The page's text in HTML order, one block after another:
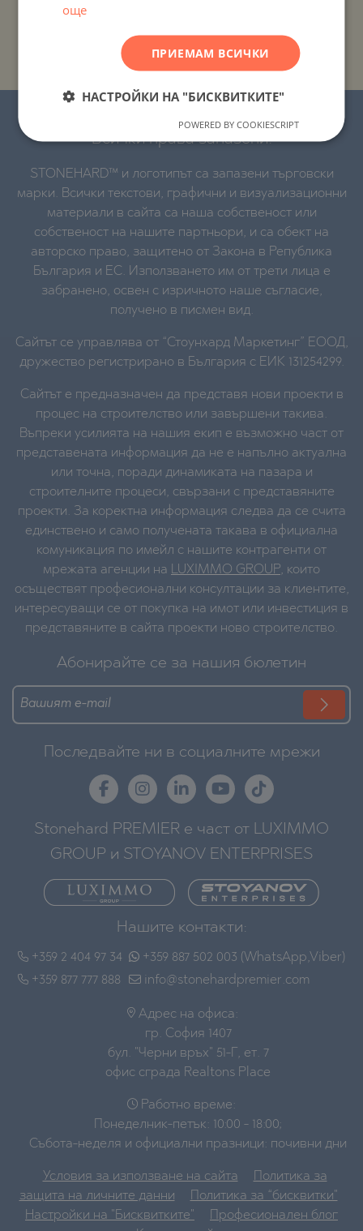
ПРОЕКТИ И ИМОТИ ПО РАЙОН
ПРОЕКТИ И ИМОТИ ПО ИМЕ НА СГРАДА/КОМПЛЕКС
Всички права запазени.
STONEHARD™ и логотипът са запазени търговски
марки. Всички текстови, графични и визуализационни
материали в сайта са наша собственост или
собственост на нашите партньори, и са обект на
авторско право, защитено от Закона в Република
България и ЕС. Използването им от трети лица е
забранено, освен с изричното наше съгласие,
получено в писмен вид.
Сайтът се управлява от “Стоунхард Маркетинг” ЕООД,
дружество регистрирано в България с ЕИК 131254299.
Сайтът е предназначен да представя нови проекти в
процес на строителство или завършени такива.
Въпреки усилията на нашия екип е възможно част от
представената информация да не е напълно актуална
или точна, поради динамиката на пазара и
строителните процеси, свързани с представяните
проекти. За коректна информация следва да се счита
единствено и само получената такава в официална
комуникация по имейл с нашите контрагенти от
мрежата агенции на LUXIMMO GROUP, които
осъществят професионални консултации за клиентите,
интересуващи се от покупка на имот или инвестиция в
представяните в сайта проекти ново строителство.
Абонирайте се за нашия бюлетин
Последвайте ни в социалните мрежи
Stonehard PREMIER е част от LUXIMMO
GROUP и STOYANOV ENTERPRISES
Нашите контакти:
+359 2 404 97 34
+359 877 777 888
+359 887 502 003 (WhatsApp,Viber)
info@stonehardpremier.com
Адрес на офиса:
гр. София 1407
бул. "Черни връх" 51-Г, ет. 7
офис сграда Realtons Place
Работно време:
Понеделник-петък: 10:00 - 18:00;
Събота-неделя и официални празници: почивни дни
Условия за използване на сайта
Политика за
защита на личните данни
Политика за “бисквитки"
Настройки на "Бисквитките"
Професионален блог
ROMANIAN
SERBIAN
още
ПРИЕМАМ ВСИЧКИ
НАСТРОЙКИ НА "БИСКВИТКИТЕ"
POWERED BY COOKIESCRIPT